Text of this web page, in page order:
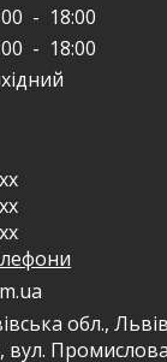
- 18:00
- 18:00
m.ua
обл.,
вул.